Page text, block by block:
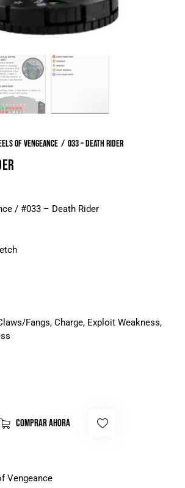
of Vengeance 033 – Death Rider
/ #033 – Death Rider
Fangs, Charge, Exploit Weakness,
COMPRAR AHORA
Vengeance